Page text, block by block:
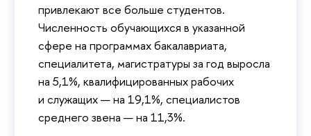
привлекают все больше студентов.
Численность обучающихся в указанной
сфере на программах бакалавриата,
специалитета, магистратуры за год выросла
на 5,1%, квалифицированных рабочих
и служащих — на 19,1%, специалистов
среднего звена — на 11,3%.